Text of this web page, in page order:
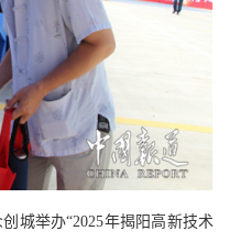
城举办“2025年揭阳高新技术